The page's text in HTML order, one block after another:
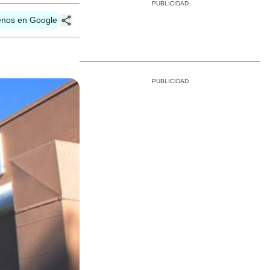
en Google